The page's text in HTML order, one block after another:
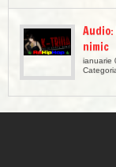
nimic
ianuarie